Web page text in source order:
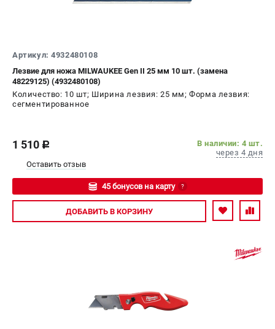
ПОДДЕРЖКА
Сервисный центр
Гарантия Milwaukee
Нашли дешевле?
Новости
Юридическим лицам
ТЕЛЕФОН (САНКТ-ПЕТЕРБУРГ)
8 (812) 748-27-58
Артикул: 4932480108
Лезвие для ножа MILWAUKEE Gen II 25 мм 10 шт. (замена
48229125) (4932480108)
Количество: 10 шт; Ширина лезвия: 25 мм; Форма лезвия:
сегментированное
1 510 c
В наличии: 4 шт.
через 4 дня
Оставить отзыв
45 бонусов на карту ?
Авторизуйтесь
ДОБАВИТЬ В КОРЗИНУ